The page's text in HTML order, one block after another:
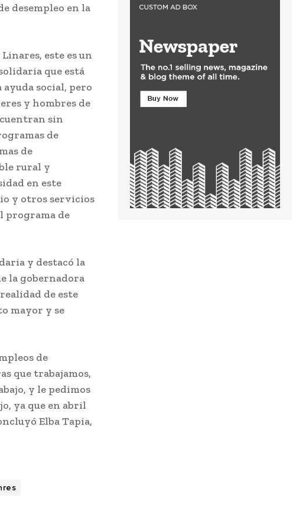
desempleo en la
este es un
que está
social, pero
y hombres de
sin
de
de
rural y
en este
y otros servicios
programa de
y destacó la
la gobernadora
de este
mayor y se
de
que trabajamos,
y le pedimos
ya que en abril
Elba Tapia,